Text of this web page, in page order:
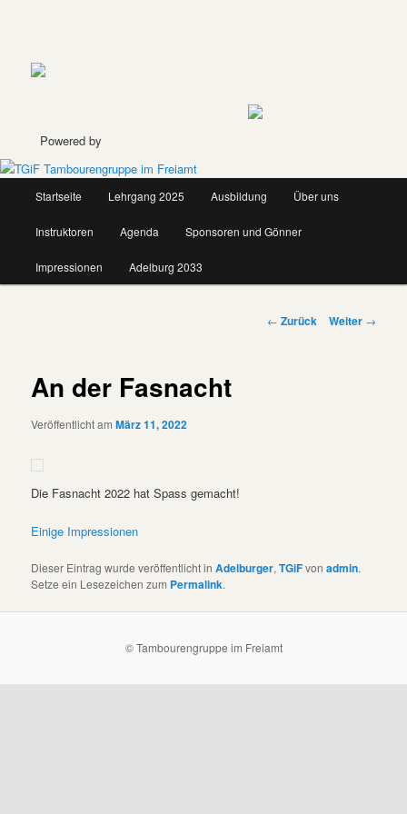
Powered by
Startseite Lehrgang 2025 Ausbildung Über uns
Instruktoren Agenda Sponsoren und Gönner
Impressionen Adelburg 2033
Beitrags-
← Zurück Weiter →
An der Fasnacht
Veröffentlicht amMärz 11, 2022
Die Fasnacht 2022 hat Spass gemacht!
Einige Impressionen
Dieser Eintrag wurde veröffentlicht inAdelburger,TGiFvonadmin.
Setze ein Lesezeichen zum Permalink.
© Tambourengruppe im Freiamt